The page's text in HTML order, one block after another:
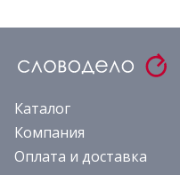
Каталог
Компания
Оплата и доставка